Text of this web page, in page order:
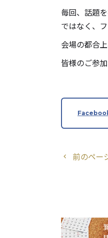
毎回、話題
ではなく、
会場の都合
皆様のご参
chevron_left 前のペー